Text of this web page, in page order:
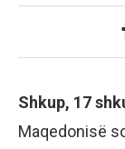
Shkup, 17
Maqedonisë